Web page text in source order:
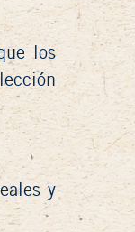
los
y